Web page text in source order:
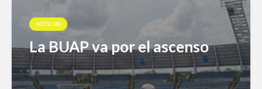
NOTICIAS
La BUAP va por el ascenso